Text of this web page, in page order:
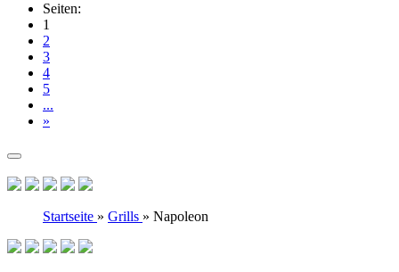
Seiten:
1
2
3
4
5
...
»
Startseite » Grills » Napoleon